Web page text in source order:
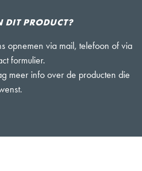
DIT PRODUCT?
opnemen via mail, telefoon of via
formulier.
meer info over de producten die